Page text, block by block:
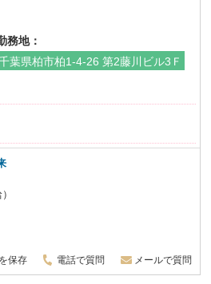
務地：
葉県柏市柏1-4-26 第2藤川ビル3Ｆ
保存 電話で質問 メールで質問